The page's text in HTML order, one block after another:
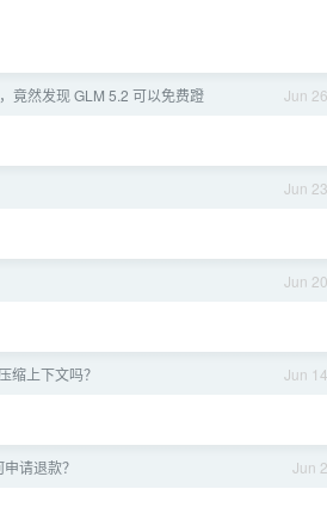
Jun 26
竟然发现 GLM 5.2 可以免费蹬
Jun 23
Jun 20
Jun 14
缩上下文吗？
Jun 2
请退款？